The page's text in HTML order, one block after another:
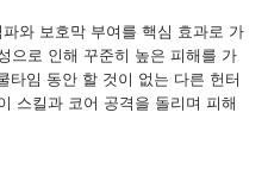
와 보호막 부여를 핵심 효과로 가
으로 인해 꾸준히 높은 피해를 가
타임 동안 할 것이 없는 다른 헌터
스킬과 코어 공격을 돌리며 피해